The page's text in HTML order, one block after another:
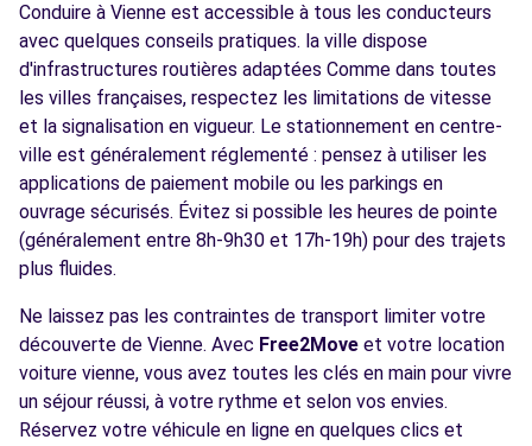
Conduire à Vienne est accessible à tous les conducteurs
avec quelques conseils pratiques. la ville dispose
d'infrastructures routières adaptées Comme dans toutes
les villes françaises, respectez les limitations de vitesse
et la signalisation en vigueur. Le stationnement en centre-
ville est généralement réglementé : pensez à utiliser les
applications de paiement mobile ou les parkings en
ouvrage sécurisés. Évitez si possible les heures de pointe
(généralement entre 8h-9h30 et 17h-19h) pour des trajets
plus fluides.
Ne laissez pas les contraintes de transport limiter votre
découverte de Vienne. Avec Free2Move et votre location
voiture vienne, vous avez toutes les clés en main pour vivre
un séjour réussi, à votre rythme et selon vos envies.
Réservez votre véhicule en ligne en quelques clics et